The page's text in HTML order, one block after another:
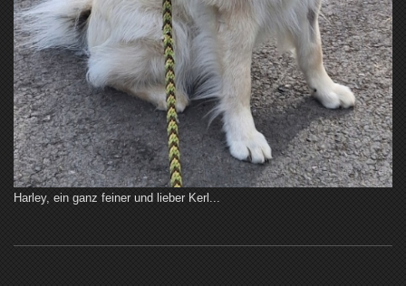
Harley, ein ganz feiner und lieber Kerl...